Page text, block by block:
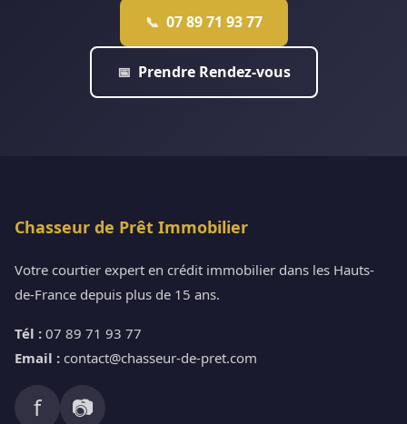
📞 07 89 71 93 77
📅 Prendre Rendez-vous
Chasseur de Prêt Immobilier
Votre courtier expert en crédit immobilier dans les Hauts-
de-France depuis plus de 15 ans.
Tél : 07 89 71 93 77
Email : contact@chasseur-de-pret.com
f 📷